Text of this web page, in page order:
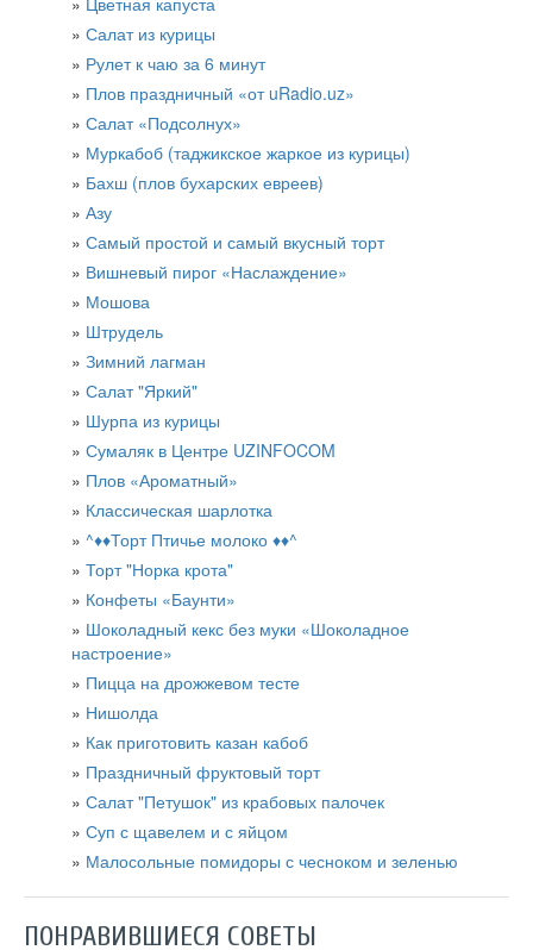
Салат из курицы​
Рулет к чаю за 6 минут
Плов праздничный «от uRadio.uz»
Салат «Подсолнух»
Муркабоб (таджикское жаркое из курицы)
Бахш (плов бухарских евреев)
Азу
Самый простой и самый вкусный торт
Вишневый пирог «Наслаждение»
Мошова
Штрудель
Зимний лагман
Салат "Яркий"
Шурпа из курицы
Сумаляк в Центре UZINFOCOM
Плов «Ароматный»
Классическая шарлотка
^♦♦Торт Птичье молоко ♦♦^
Торт "Норка крота"
Конфеты «Баунти»
Шоколадный кекс без муки «Шоколадное
настроение»
Пицца на дрожжевом тесте
Нишолда
Как приготовить казан кабоб
Праздничный фруктовый торт
Салат "Петушок" из крабовых палочек
Суп с щавелем и с яйцом
Малосольные помидоры с чесноком и зеленью
ПОНРАВИВШИЕСЯ СОВЕТЫ